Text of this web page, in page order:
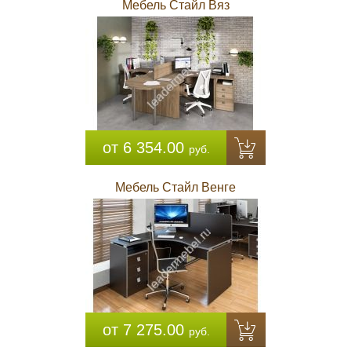
Мебель Стайл Вяз
от 6 354.00 руб.
Мебель Стайл Венге
от 7 275.00 руб.